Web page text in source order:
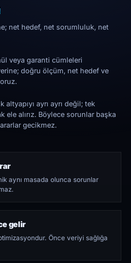
net hedef, net sorumluluk, net
veya garanti cümleleri
doğru ölçüm, net hedef ve
ayrı ayrı değil; tek
ele alırız. Böylece sorunlar başka
gecikmez.
aynı masada olunca sorunlar
gelir
Önce veriyi sağlığa